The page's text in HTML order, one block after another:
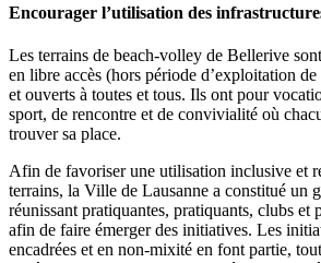
Encourager l’utilisation des
Les terrains de beach-volley de Bellerive
en libre accès (hors période d’exploitation
et ouverts à toutes et tous. Ils ont pour
sport, de rencontre et de convivialité où
trouver sa place.
Afin de favoriser une utilisation inclusive et
terrains, la Ville de Lausanne a constitué un
réunissant pratiquantes, pratiquants, clubs et
afin de faire émerger des initiatives. Les
encadrées et en non-mixité en font partie,